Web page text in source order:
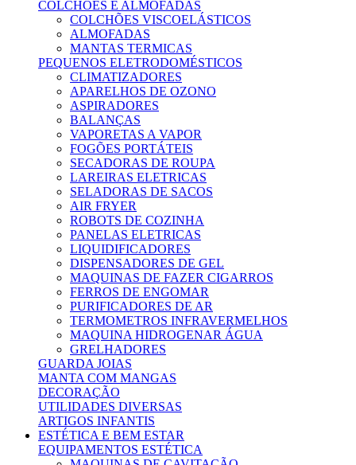
COLCHOES E ALMOFADAS
COLCHÕES VISCOELÁSTICOS
ALMOFADAS
MANTAS TERMICAS
PEQUENOS ELETRODOMÉSTICOS
CLIMATIZADORES
APARELHOS DE OZONO
ASPIRADORES
BALANÇAS
VAPORETAS A VAPOR
FOGÕES PORTÁTEIS
SECADORAS DE ROUPA
LAREIRAS ELETRICAS
SELADORAS DE SACOS
AIR FRYER
ROBOTS DE COZINHA
PANELAS ELETRICAS
LIQUIDIFICADORES
DISPENSADORES DE GEL
MAQUINAS DE FAZER CIGARROS
FERROS DE ENGOMAR
PURIFICADORES DE AR
TERMOMETROS INFRAVERMELHOS
MAQUINA HIDROGENAR ÁGUA
GRELHADORES
GUARDA JOIAS
MANTA COM MANGAS
DECORAÇÃO
UTILIDADES DIVERSAS
ARTIGOS INFANTIS
ESTÉTICA E BEM ESTAR
EQUIPAMENTOS ESTÉTICA